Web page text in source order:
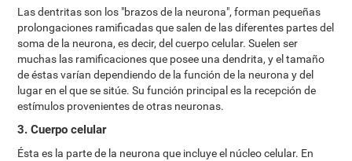
Las dentritas son los "brazos de la neurona", forman pequeñas
prolongaciones ramificadas que salen de las diferentes partes del
soma de la neurona, es decir, del cuerpo celular. Suelen ser
muchas las ramificaciones que posee una dendrita, y el tamaño
de éstas varían dependiendo de la función de la neurona y del
lugar en el que se sitúe. Su función principal es la recepción de
estímulos provenientes de otras neuronas.
3. Cuerpo celular
Ésta es la parte de la neurona que incluye el núcleo celular. En